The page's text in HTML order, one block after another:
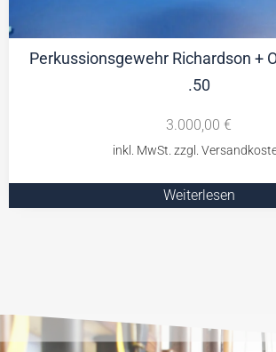
Perkussionsgewehr Richardson +
.50
3.000,00 €
Weiterlesen